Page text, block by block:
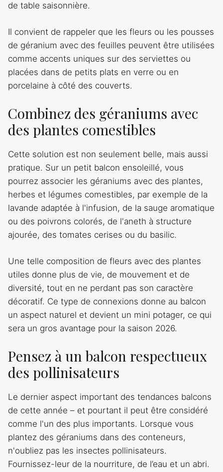
de table saisonnière.
Il convient de rappeler que les fleurs ou les pousses
de géranium avec des feuilles peuvent être utilisées
comme accents uniques sur des serviettes ou
placées dans de petits plats en verre ou en
porcelaine à côté des couverts.
Combinez des géraniums avec
des plantes comestibles
Cette solution est non seulement belle, mais aussi
pratique. Sur un petit balcon ensoleillé, vous
pourrez associer les géraniums avec des plantes,
herbes et légumes comestibles, par exemple de la
lavande adaptée à l'infusion, de la sauge aromatique
ou des poivrons colorés, de l'aneth à structure
ajourée, des tomates cerises ou du basilic.
Une telle composition de fleurs avec des plantes
utiles donne plus de vie, de mouvement et de
diversité, tout en ne perdant pas son caractère
décoratif. Ce type de connexions donne au balcon
un aspect naturel et devient un mini potager, ce qui
sera un gros avantage pour la saison 2026.
Pensez à un balcon respectueux
des pollinisateurs
Le dernier aspect important des tendances balcons
de cette année – et pourtant il peut être considéré
comme l'un des plus importants. Lorsque vous
plantez des géraniums dans des conteneurs,
n'oubliez pas les insectes pollinisateurs.
Fournissez-leur de la nourriture, de l’eau et un abri.